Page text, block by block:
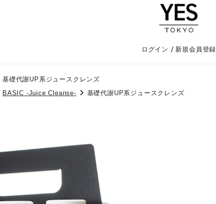
ログイン / 新規会員登録
基礎代謝UP系ジュースクレンズ
BASIC -Juice Cleanse- 基礎代謝UP系ジュースクレンズ